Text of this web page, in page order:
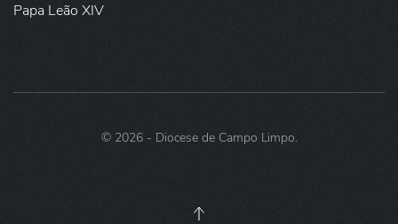
Papa Leão XIV
© 2026- Diocese de Campo Limpo.